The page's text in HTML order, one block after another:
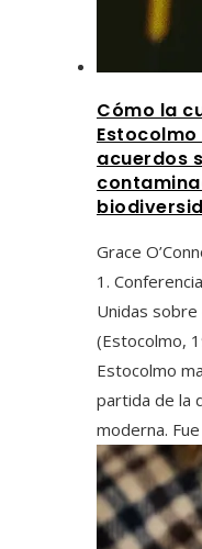
Cómo la
acuerdos
Grace
1.
Unidas
(Estocolmo,
Estocolmo
partida de la
moderna.